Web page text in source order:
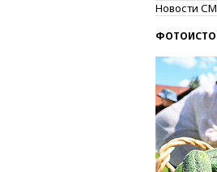
Новости